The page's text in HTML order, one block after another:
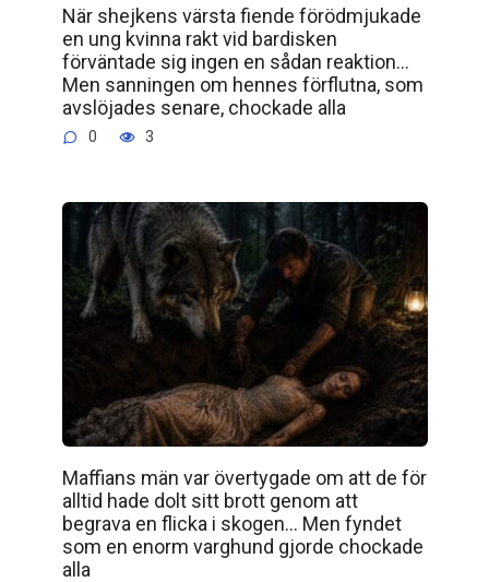
När shejkens värsta fiende förödmjukade
en ung kvinna rakt vid bardisken
förväntade sig ingen en sådan reaktion…
Men sanningen om hennes förflutna, som
avslöjades senare, chockade alla
0 3
Maffians män var övertygade om att de för
alltid hade dolt sitt brott genom att
begrava en flicka i skogen… Men fyndet
som en enorm varghund gjorde chockade
alla